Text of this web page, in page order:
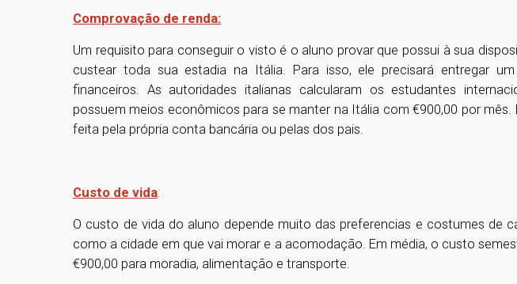
Comprovação de renda:
Um requisito para conseguir o visto é o aluno provar que possui à sua
custear toda sua estadia na Itália. Para isso, ele precisará entregar
financeiros. As autoridades italianas calcularam os estudantes
possuem meios econômicos para se manter na Itália com €900,00 por
feita pela própria conta bancária ou pelas dos pais.
Custo de vida:
O custo de vida do aluno depende muito das preferencias e costumes de
como a cidade em que vai morar e a acomodação. Em média, o custo
€900,00 para moradia, alimentação e transporte.